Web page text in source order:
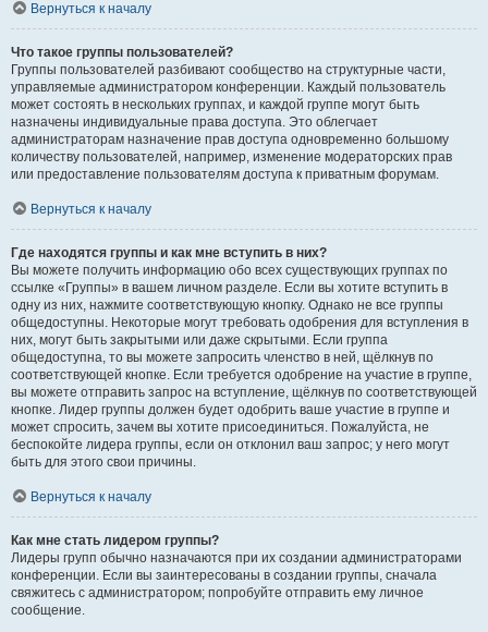
Вернуться к началу
Что такое группы пользователей?
Группы пользователей разбивают сообщество на структурные части,
управляемые администратором конференции. Каждый пользователь
может состоять в нескольких группах, и каждой группе могут быть
назначены индивидуальные права доступа. Это облегчает
администраторам назначение прав доступа одновременно большому
количеству пользователей, например, изменение модераторских прав
или предоставление пользователям доступа к приватным форумам.
Вернуться к началу
Где находятся группы и как мне вступить в них?
Вы можете получить информацию обо всех существующих группах по
ссылке «Группы» в вашем личном разделе. Если вы хотите вступить в
одну из них, нажмите соответствующую кнопку. Однако не все группы
общедоступны. Некоторые могут требовать одобрения для вступления в
них, могут быть закрытыми или даже скрытыми. Если группа
общедоступна, то вы можете запросить членство в ней, щёлкнув по
соответствующей кнопке. Если требуется одобрение на участие в группе,
вы можете отправить запрос на вступление, щёлкнув по соответствующей
кнопке. Лидер группы должен будет одобрить ваше участие в группе и
может спросить, зачем вы хотите присоединиться. Пожалуйста, не
беспокойте лидера группы, если он отклонил ваш запрос; у него могут
быть для этого свои причины.
Вернуться к началу
Как мне стать лидером группы?
Лидеры групп обычно назначаются при их создании администраторами
конференции. Если вы заинтересованы в создании группы, сначала
свяжитесь с администратором; попробуйте отправить ему личное
сообщение.